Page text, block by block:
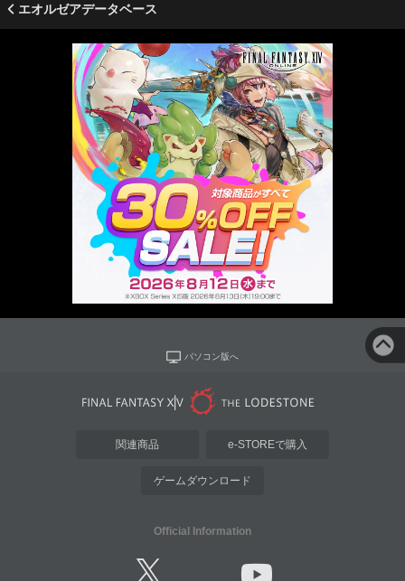
エオルゼアデータベース
パソコン版へ
関連商品 e-STOREで購入
ゲームダウンロード
Official Information